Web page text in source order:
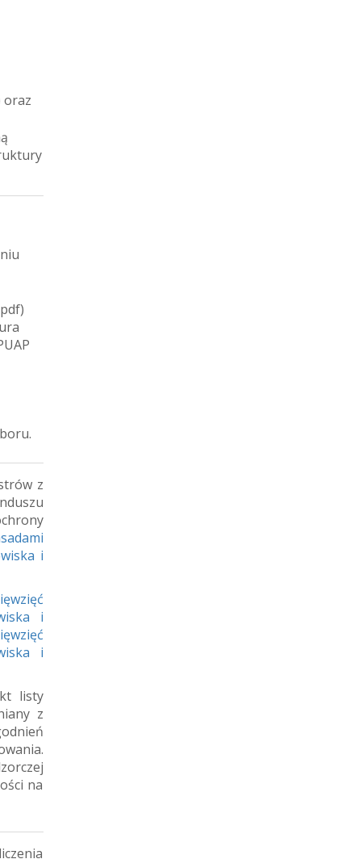
oraz
z
i
i
i
listy
z
na